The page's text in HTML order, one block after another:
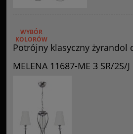
Potrójny klasyczny żyrandol
MELENA 11687-ME 3 SR/2S/J
WYBÓR
KOLORÓW